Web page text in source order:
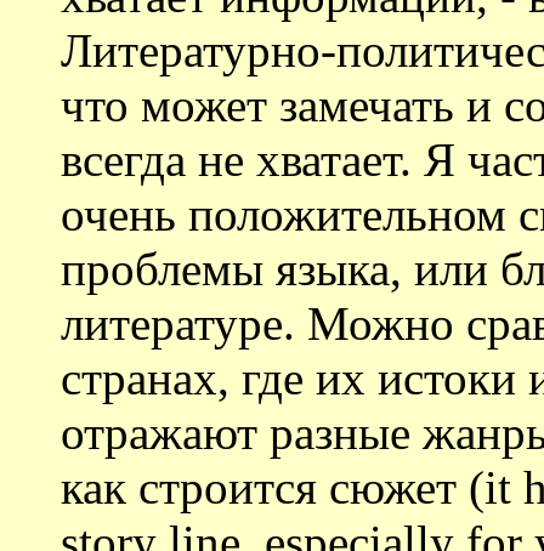
Литературно-
что может замечать и
всегда не хватает. Я
очень положительном
проблемы языка, или
литературе. Можно
странах, где их истоки
отражают разные
как строится сюжет (it